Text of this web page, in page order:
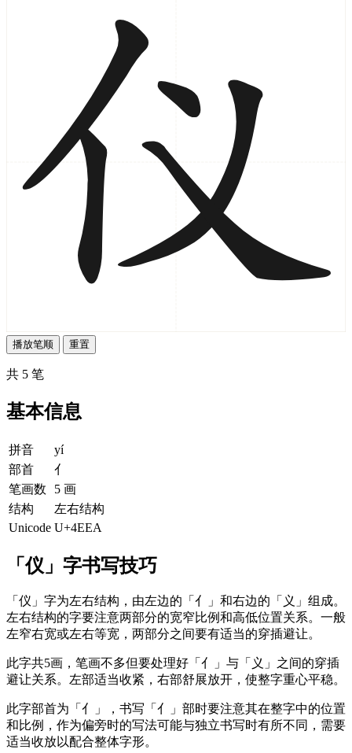
播放笔顺 重置
共 5 笔
基本信息
拼音
yí
部首
亻
笔画数
5 画
结构
左右结构
Unicode U+4EEA
「仪」字书写技巧
「仪」字为左右结构，由左边的「亻」和右边的「义」组成。
左右结构的字要注意两部分的宽窄比例和高低位置关系。一般
左窄右宽或左右等宽，两部分之间要有适当的穿插避让。
此字共5画，笔画不多但要处理好「亻」与「义」之间的穿插
避让关系。左部适当收紧，右部舒展放开，使整字重心平稳。
此字部首为「亻」，书写「亻」部时要注意其在整字中的位置
和比例，作为偏旁时的写法可能与独立书写时有所不同，需要
适当收放以配合整体字形。